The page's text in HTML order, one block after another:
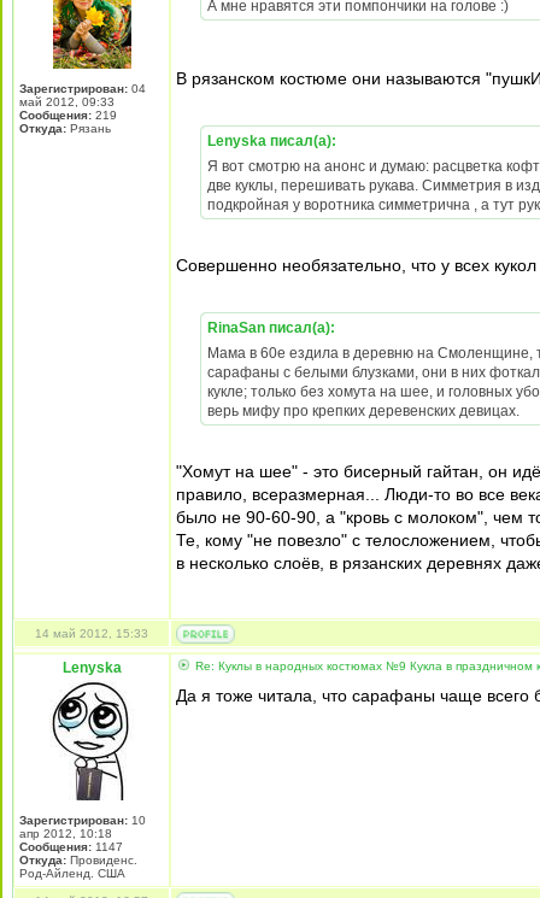
Зарегистрирован: 04
май 2012, 09:33
Сообщения: 219
Откуда: Рязань
А мне нравятся эти помпончики на голове :)
В рязанском костюме они называются
Lenyska писал(а):
Я вот смотрю на анонс и думаю: расцветка
две куклы, перешивать рукава. Симметрия в
подкройная у воротника симметрична , а тут
Совершенно необязательно, что у всех
RinaSan писал(а):
Мама в 60е ездила в деревню на Смоленщине,
сарафаны с белыми блузками, они в них
кукле; только без хомута на шее, и головных
верь мифу про крепких деревенских девицах.
"Хомут на шее" - это бисерный гайтан, он
правило, всеразмерная... Люди-то во все
было не 90-60-90, а "кровь с молоком", чем
Те, кому "не повезло" с телосложением,
в несколько слоёв, в рязанских деревнях
14 май 2012, 15:33
Lenyska
Зарегистрирован: 10
апр 2012, 10:18
Сообщения: 1147
Откуда: Провиденс.
Род-Айленд. США
Re: Куклы в народных костюмах №9 Кукла в праздничном
Да я тоже читала, что сарафаны чаще всего